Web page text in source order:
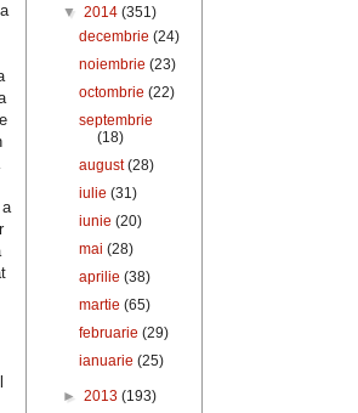
▼ 2014 (351)
decembrie(24)
noiembrie(23)
octombrie(22)
septembrie
(18)
august(28)
iulie(31)
iunie(20)
mai(28)
aprilie(38)
martie(65)
februarie(29)
ianuarie(25)
► 2013 (193)